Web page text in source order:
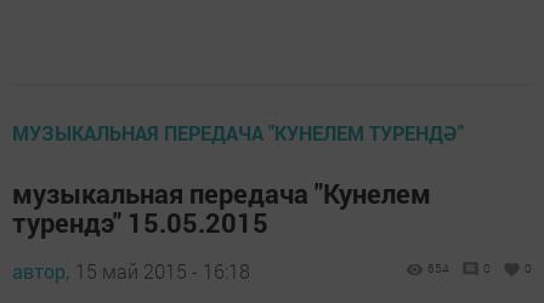
МУЗЫКАЛЬНАЯ ПЕРЕДАЧА "КУНЕЛЕМ ТУРЕНДӘ"
музыкальная передача "Кунелем
турендэ" 15.05.2015
автор, 15 май 2015 - 16:18 654 0 0